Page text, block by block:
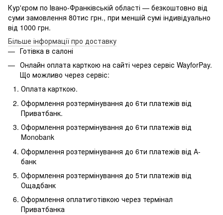
Кур'єром по Івано-Франківській області — безкоштовно від
суми замовлення 80тис грн., при меншій сумі індивідуально
від 1000 грн.
Більше інформації про доставку
Готівка в салоні
Онлайн оплата карткою на сайті через сервіс WayforPay.
Що можливо через сервіс:
Оплата карткою.
Оформлення розтермінування до 6ти платежів від
Приватбанк.
Оформлення розтермінування до 6ти платежів від
Monobank
Оформлення розтермінування до 6ти платежів від А-
банк
Оформлення розтермінування до 5ти платежів від
Ощадбанк
Оформлення оплатиготівкою через термінал
Приватбанка